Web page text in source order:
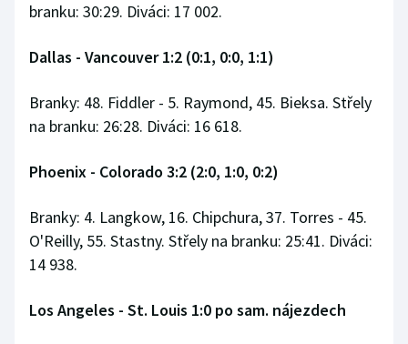
branku: 30:29. Diváci: 17 002.
Dallas - Vancouver 1:2 (0:1, 0:0, 1:1)
Branky: 48. Fiddler - 5. Raymond, 45. Bieksa. Střely
na branku: 26:28. Diváci: 16 618.
Phoenix - Colorado 3:2 (2:0, 1:0, 0:2)
Branky: 4. Langkow, 16. Chipchura, 37. Torres - 45.
O'Reilly, 55. Stastny. Střely na branku: 25:41. Diváci:
14 938.
Los Angeles - St. Louis 1:0 po sam. nájezdech